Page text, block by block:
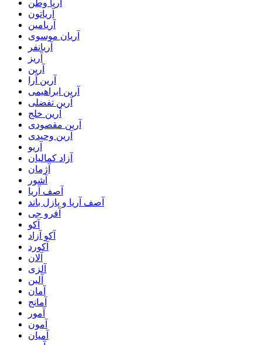
آریا وطن
آریاتون
آریامین
آریان موسوی
آریانفر
آریز
آرین
آرین آرا
آرین ابراهیمی
آرین تفضلی
آرین خلج
آرین مقصودی
آرین وحیدی
آریو
آزاد کمالیان
آژمان
آشور
آصف آریا
آصف آریا و پازل باند
آفرو جی
آکو
آکو آزاد
آکورد
آلان
آلزی
آلین
آمان
آمانج
آمور
آمون
آمیان